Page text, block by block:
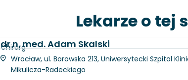
Lekarze o tej
dr n. med. Adam Skalski
Chirurg
Wrocław, ul. Borowska 213, Uniwersytecki Szpital
Mikulicza-Radeckiego